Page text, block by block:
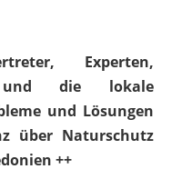
Experten,
und die lokale
und Lösungen
über Naturschutz
++